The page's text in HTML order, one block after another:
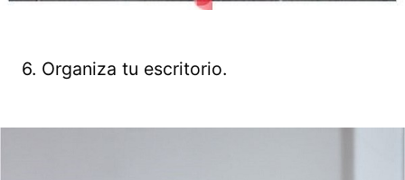
6. Organiza tu escritorio.